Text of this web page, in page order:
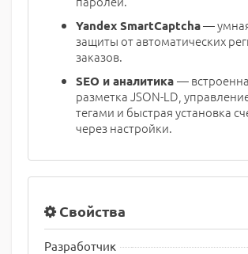
Yandex SmartCaptcha—
защиты от автоматических
заказов.
SEO и аналитика —
разметка JSON-LD,
тегами и быстрая установка
через настройки.
Свойства
Разработчик